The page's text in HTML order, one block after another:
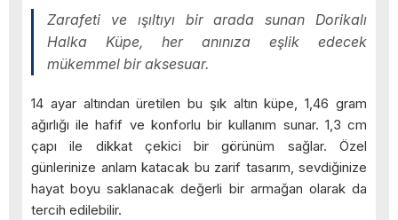
Zarafeti ve ışıltıyı bir arada sunan Dorikalı
Halka Küpe, her anınıza eşlik edecek
mükemmel bir aksesuar.
14 ayar altından üretilen bu şık altın küpe, 1,46 gram
ağırlığı ile hafif ve konforlu bir kullanım sunar. 1,3 cm
çapı ile dikkat çekici bir görünüm sağlar. Özel
günlerinize anlam katacak bu zarif tasarım, sevdiğinize
hayat boyu saklanacak değerli bir armağan olarak da
tercih edilebilir.